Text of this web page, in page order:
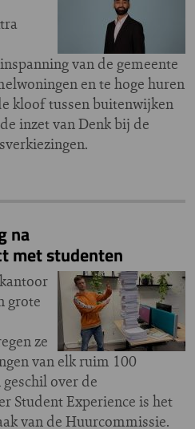
van de gemeente
en te hoge huren
kloof tussen buitenwijken
inzet van Denk bij de
na
met studenten
grote
ze
van elk ruim 100
geschil over de
Student Experience is het
van de Huurcommissie.